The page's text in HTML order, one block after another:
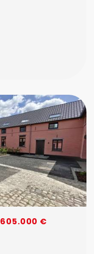
605.000 €